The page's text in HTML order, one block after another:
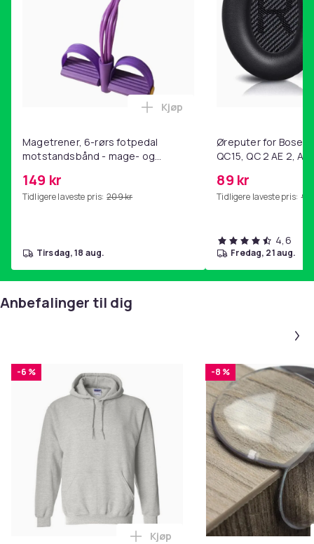
Magetrener, 6-rørs fotpedal
motstandsbånd - mage- og
hjemmegymnastikk Purple
149 kr
Tidligere laveste pris: 209 kr
Legg Magetrener, 6-rørs
Kjøp
tirsdag, 18 aug.
Øreputer for Bose
QC15, QC 2 AE 2, AE
89 kr
Tidligere laveste pris: 99
4,6
fredag, 21 aug.
Anbefalinger til dig
-6 %
Kjøp
-8 %